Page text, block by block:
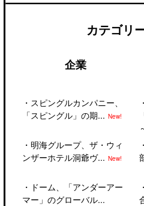
カテゴリ
企業
・ スピングルカンパニー、
「スピングル」の期... New!
・ 明海グループ、ザ・ウィ
ンザーホテル洞爺ヴ... New!
・ ドーム、「アンダーアー
マー」のグローバル...
・
・
・